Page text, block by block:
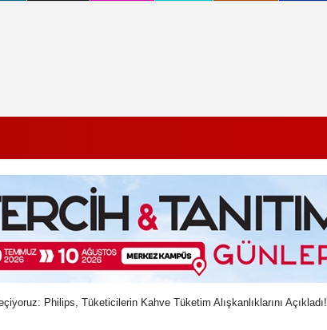
Philips, Tüketicilerin Kahve Tüketim Alışkanlıklarını Açıkladı!